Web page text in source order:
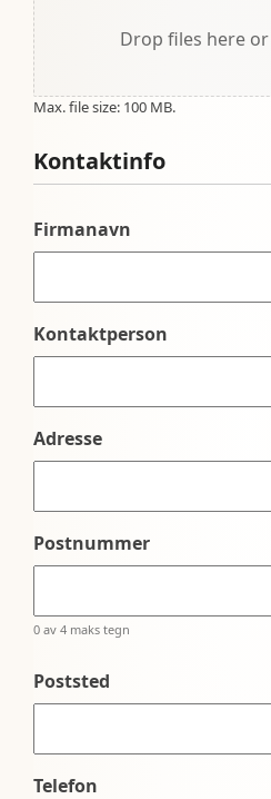
Drop files here or
Max. file size: 100 MB.
Kontaktinfo
Firmanavn
Kontaktperson
Adresse
Postnummer
0 av 4 maks tegn
Poststed
Telefon